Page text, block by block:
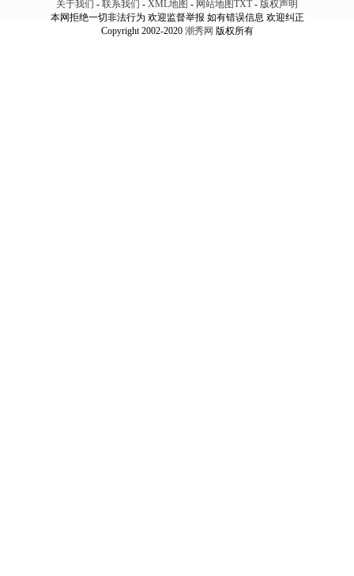
关于我们 - 联系我们 - XML地图 - 网站地图TXT- 版权声明
本网拒绝一切非法行为 欢迎监督举报 如有错误信息 欢迎纠正
Copyright 2002-2020 潮秀网 版权所有